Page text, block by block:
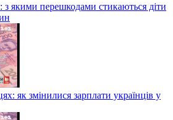
якими перешкодами стикаються діти
як змінилися зарплати українців у